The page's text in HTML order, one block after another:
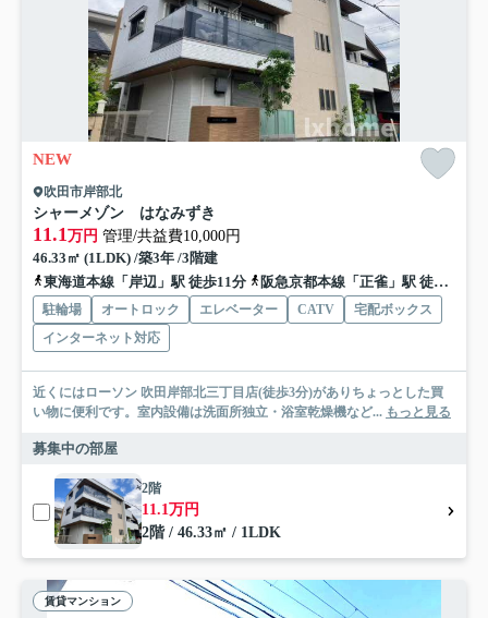
NEW
吹田市岸部北
シャーメゾン はなみずき
11.1万円 管理/共益費10,000円
46.33㎡ (1LDK) /築3年 /3階建
東海道本線「岸辺」駅 徒歩11分
阪急京都本線「正雀」駅 徒歩20分
駐輪場 オートロック エレベーター CATV
宅配ボックス
インターネット対応
近くにはローソン 吹田岸部北三丁目店(徒歩3分)がありちょっとした買
い物に便利です。室内設備は洗面所独立・浴室乾燥機など... もっと見る
募集中の部屋
2階
11.1万円
2階 / 46.33㎡ / 1LDK
賃貸マンション